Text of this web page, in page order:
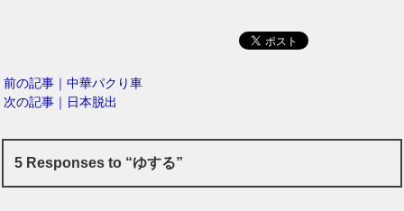
前の記事｜中華パクり車
次の記事｜日本脱出
5 Responses to “ゆする”